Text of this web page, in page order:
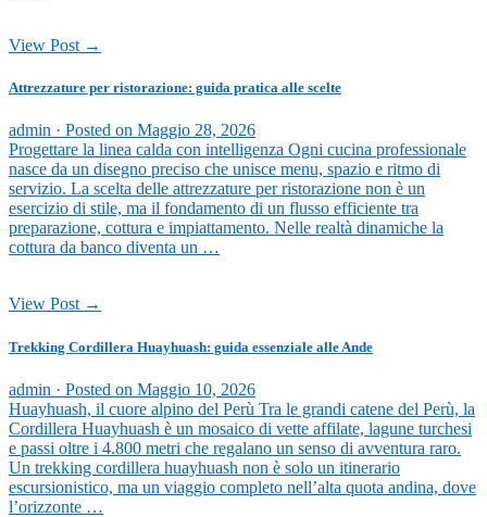
View Post →
Attrezzature per ristorazione: guida pratica alle scelte
admin · Posted on Maggio 28, 2026
Progettare la linea calda con intelligenza Ogni cucina professionale
nasce da un disegno preciso che unisce menu, spazio e ritmo di
servizio. La scelta delle attrezzature per ristorazione non è un
esercizio di stile, ma il fondamento di un flusso efficiente tra
preparazione, cottura e impiattamento. Nelle realtà dinamiche la
cottura da banco diventa un …
View Post →
Trekking Cordillera Huayhuash: guida essenziale alle Ande
admin · Posted on Maggio 10, 2026
Huayhuash, il cuore alpino del Perù Tra le grandi catene del Perù, la
Cordillera Huayhuash è un mosaico di vette affilate, lagune turchesi
e passi oltre i 4.800 metri che regalano un senso di avventura raro.
Un trekking cordillera huayhuash non è solo un itinerario
escursionistico, ma un viaggio completo nell’alta quota andina, dove
l’orizzonte …